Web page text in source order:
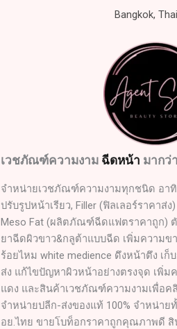
Bangkok,
เวชภัณฑ์ความงาม ฉีดหน้า มากว่
จำหน่ายเวชภัณฑ์ความงามทุกชนิด อา
ปรับรูปหน้าเรียว, Filler (ฟิลเลอร์ราคาส่
Meso Fat (ผลิตภัณฑ์ฉีดแฟตราคาถูก)
ยาฉีดผิวขาว&กลูต้าแบบฉีด เพิ่มความข
ร้อยไหม white medience ดึงหน้าตึง เก็
ส่ง แก้ไขปัญหาผิวหน้าอย่างตรงจุด เพิ่ม
แดง และสินค้าเวชภัณฑ์ความงามเพื่อค
จำหน่ายปลีก-ส่งของแท้ 100% จำหน่าย
อย.ไทย ขายโบท็อกราคาถูกคุณภาพดี